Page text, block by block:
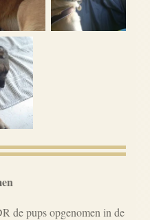
de pups opgenomen in de